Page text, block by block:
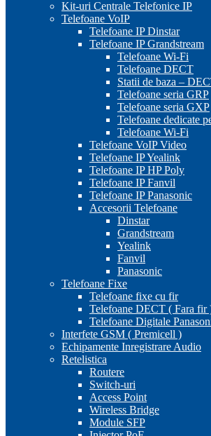
Kit-uri Centrale Telefonice IP
Telefoane VoIP
Telefoane IP Dinstar
Telefoane IP Grandstream
Telefoane Wi-Fi
Telefoane DECT
Statii de baza –
Telefoane seria GRP
Telefoane seria GXP
Telefoane dedicate
Telefoane Wi-Fi
Telefoane VoIP Video
Telefoane IP Yealink
Telefoane IP HP Poly
Telefoane IP Fanvil
Telefoane IP Panasonic
Accesorii Telefoane
Dinstar
Grandstream
Yealink
Fanvil
Panasonic
Telefoane Fixe
Telefoane fixe cu fir
Telefoane DECT ( Fara fir
Telefoane Digitale
Interfete GSM ( Premicell )
Echipamente Inregistrare Audio
Retelistica
Routere
Switch-uri
Access Point
Wireless Bridge
Module SFP